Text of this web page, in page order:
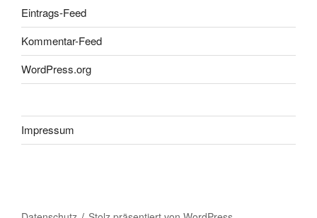
Eintrags-Feed
Kommentar-Feed
WordPress.org
Impressum